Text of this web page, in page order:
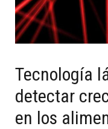
Tecnología
detectar
en los